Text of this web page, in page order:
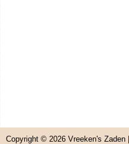
Copyright © 2026 Vreeken's Zaden